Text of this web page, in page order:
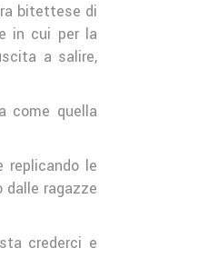
bitettese di
in cui per la
a salire,
come quella
le
ragazze
crederci e